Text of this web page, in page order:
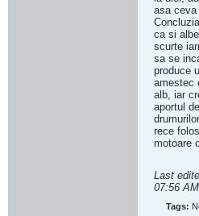
asa
ca si
scurte
sa se
produce
amestec
alb, iar
aportul
rece
motoare
Last
07:56 AM
Tags: